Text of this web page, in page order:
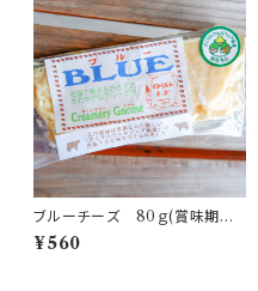
ブルーチーズ 80ｇ(賞味期限：
発送から１ヶ月半）
¥560